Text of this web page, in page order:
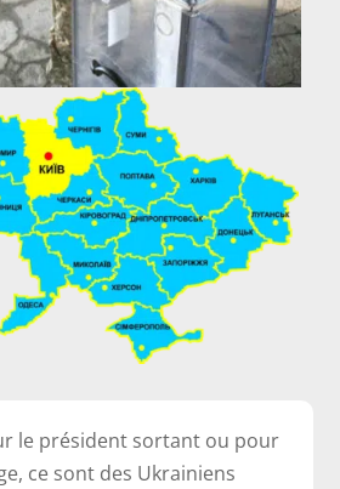
le président sortant ou pour
ce sont des Ukrainiens